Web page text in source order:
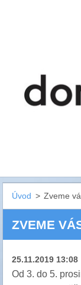
Úvod > Zveme
ZVEME
25.11.2019 13:08
Od 3. do 5.